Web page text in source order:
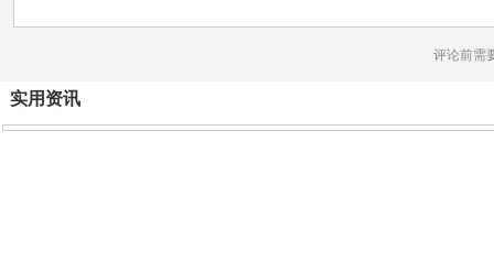
评论前需
实用资讯